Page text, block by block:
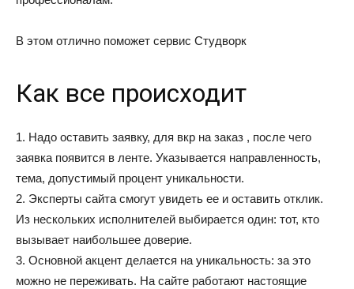
В этом отлично поможет сервис Студворк
Как все происходит
1. Надо оставить заявку, для вкр на заказ , после чего
заявка появится в ленте. Указывается направленность,
тема, допустимый процент уникальности.
2. Эксперты сайта смогут увидеть ее и оставить отклик.
Из нескольких исполнителей выбирается один: тот, кто
вызывает наибольшее доверие.
3. Основной акцент делается на уникальность: за это
можно не переживать. На сайте работают настоящие